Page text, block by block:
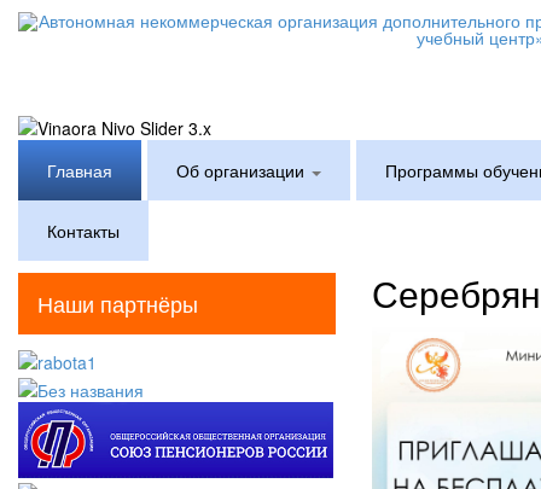
Главная Об организации Программы
Контакты
Наши партнёры